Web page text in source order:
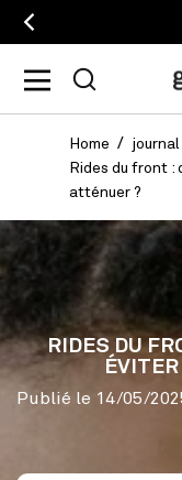
Home
journal
Rides du front :
atténuer ?
RIDES DU
Publié le 14/05/